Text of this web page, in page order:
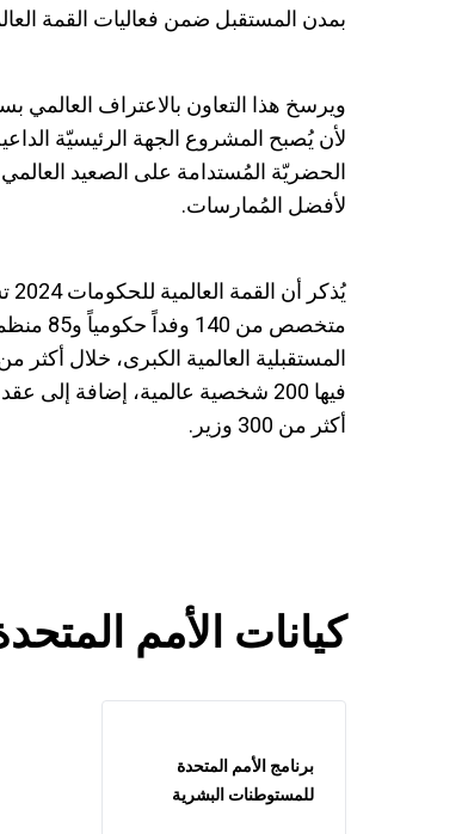
بمدن المستقبل ضمن فعاليات القمة
ويرسخ هذا التعاون بالاعتراف العالمي
لأن يُصبح المشروع الجهة الرئيسيّة
الحضريّة المُستدامة على الصعيد
لأفضل المُمارسات.
أكثر من 300 وزير.
كيانات الأمم
برنامج الأمم المتحدة
للمستوطنات البشرية